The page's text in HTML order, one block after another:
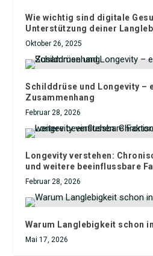
Wie wichtig sind digitale
Unterstützung deiner
Oktober 26, 2025
Schilddrüse und Longevity –
Zusammenhang
Februar 28, 2026
Longevity verstehen:
und weitere beeinflussbare
Februar 28, 2026
Warum Langlebigkeit schon
Mai 17, 2026